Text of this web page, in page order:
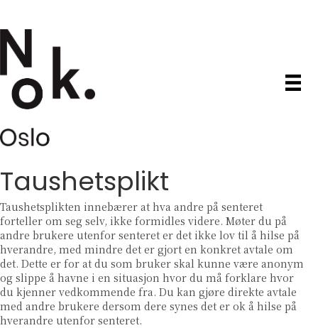
Taushetsplikt
Taushetsplikten innebærer at hva andre på senteret
forteller om seg selv, ikke formidles videre. Møter du på
andre brukere utenfor senteret er det ikke lov til å hilse på
hverandre, med mindre det er gjort en konkret avtale om
det. Dette er for at du som bruker skal kunne være anonym
og slippe å havne i en situasjon hvor du må forklare hvor
du kjenner vedkommende fra. Du kan gjøre direkte avtale
med andre brukere dersom dere synes det er ok å hilse på
hverandre utenfor senteret.